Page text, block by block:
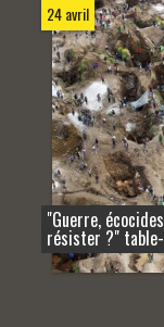
24 avril
"Guerre,
résister ?"